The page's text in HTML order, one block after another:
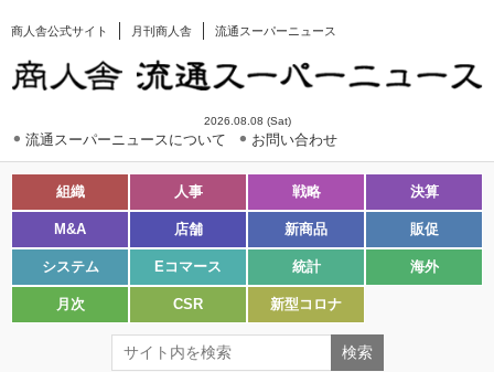
商人舎公式サイト 月刊商人舎 流通スーパーニュース
2026.08.08 (Sat)
流通スーパーニュースについて お問い合わせ
組織 人事 戦略 決算
M&A 店舗 新商品 販促
システム Eコマース 統計 海外
月次 CSR 新型コロナ